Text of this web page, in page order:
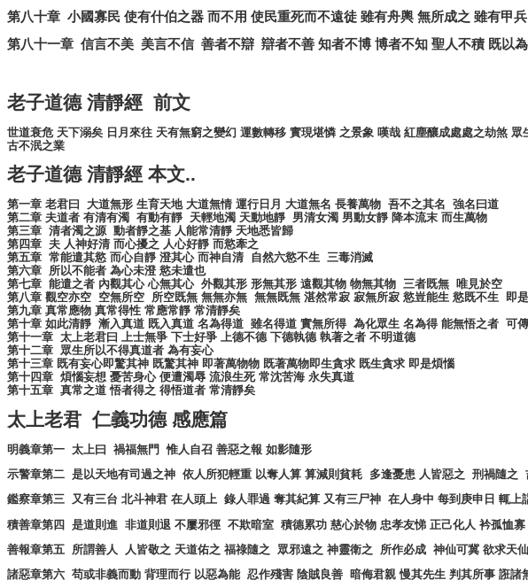
第八十章 小國寡民 使有什伯之器 而不用 使民重死而不遠徒 雖有舟輿 無所成之 雖有甲兵
第八十一章 信言不美 美言不信 善者不辯 辯者不善 知者不博 博者不知 聖人不積 既以
老子道德 清靜經 前文
世道衰危 天下溺矣 日月來往 天有無窮之變幻 運數轉移 實現堪憐 之景象 嘆哉 紅塵釀成處處之劫煞 眾
古不泯之業
老子道德 清靜經 本文..
第一章 老君曰 大道無形 生育天地 大道無情 運行日月 大道無名 長養萬物 吾不之其名 強名曰道
第二章 夫道者 有清有濁 有動有靜 天輕地濁 天動地靜 男清女濁 男動女靜 降本流末 而生萬物
第三章 清者濁之源 動者靜之基 人能常清靜 天地悉皆歸
第四章 夫 人神好清 而心擾之 人心好靜 而慾牽之
第五章 常能遣其慾 而心自靜 澄其心 而神自清 自然六慾不生 三毒消滅
第六章 所以不能者 為心未澄 慾未遣也
第七章 能遣之者 內觀其心 心無其心 外觀其形 形無其形 遠觀其物 物無其物 三者既無 唯見於空
第八章 觀空亦空 空無所空 所空既無 無無亦無 無無既無 湛然常寂 寂無所寂 慾豈能生 慾既不生 即
第九章 真常應物 真常得性 常應常靜 常清靜矣
第十章 如此清靜 漸入真道 既入真道 名為得道 雖名得道 實無所得 為化眾生 名為得 能無悟之者 可
第十一章 太上老君曰 上士無爭 下士好爭 上德不德 下德執德 執著之者 不明道德
第十二章 眾生所以不得真道者 為有妄心
第十三章 既有妄心即驚其神 既驚其神 即著萬物物 既著萬物即生貪求 既生貪求 即是煩惱
第十四章 煩惱妄想 憂苦身心 便遭濁辱 流浪生死 常沈苦海 永失真道
第十五章 真常之道 悟者得之 得悟道者 常清靜矣
太上老君 仁義功德 感應篇
明義章第一 太上曰 禍福無門 惟人自召 善惡之報 如影隨形
示警章第二 是以天地有司過之神 依人所犯輕重 以奪人算 算減則貧耗 多逢憂患 人皆惡之 刑禍隨之
鑑察章第三 又有三台 北斗神君 在人頭上 錄人罪過 奪其紀算 又有三尸神 在人身中 每到庚申日 輒上
積善章第四 是道則進 非道則退 不屢邪徑 不欺暗室 積德累功 慈心於物 忠孝友悌 正己化人 衿孤恤寡
善報章第五 所謂善人 人皆敬之 天道佑之 福祿隨之 眾邪遠之 神靈衛之 所作必成 神仙可冀 欲求天
諸惡章第六 苟或非義而動 背理而行 以惡為能 忍作殘害 陰賊良善 暗侮君親 慢其先生 判其所事 誑諸